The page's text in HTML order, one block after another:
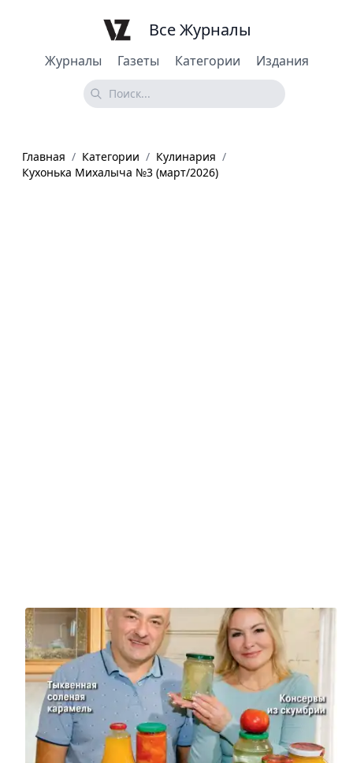
Журналы Газеты Категории Издания
Все Журналы
Главная / Категории / Кулинария /
Кухонька Михалыча №3 (март/2026)